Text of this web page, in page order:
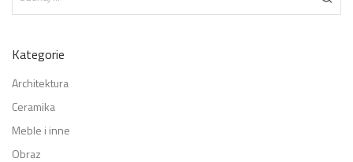
Kategorie
Architektura
Ceramika
Meble i inne
Obraz